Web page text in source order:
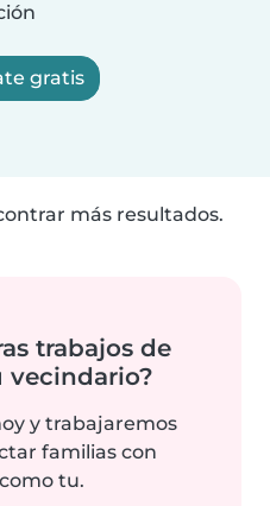
gratis
más resultados.
trabajos de
vecindario?
y trabajaremos
familias con
tu.